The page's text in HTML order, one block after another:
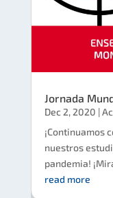
Jornada
Dec 2, 2020 |
¡Continuamos
nuestros
pandemia!
read more